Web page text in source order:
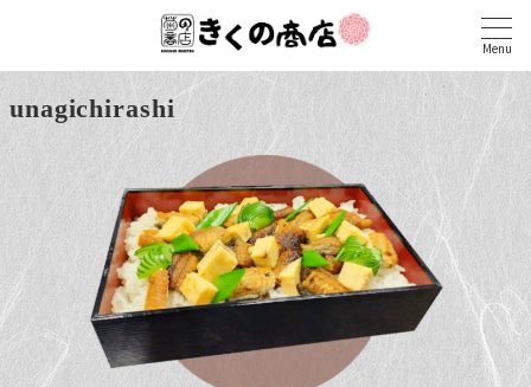
Menu
unagichirashi